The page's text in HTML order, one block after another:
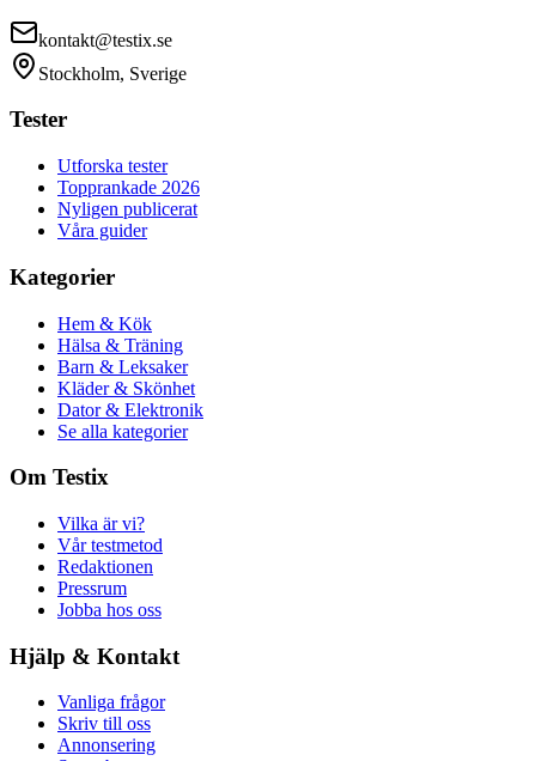
kontakt@testix.se
Stockholm, Sverige
Tester
Utforska tester
Topprankade 2026
Nyligen publicerat
Våra guider
Kategorier
Hem & Kök
Hälsa & Träning
Barn & Leksaker
Kläder & Skönhet
Dator & Elektronik
Se alla kategorier
Om Testix
Vilka är vi?
Vår testmetod
Redaktionen
Pressrum
Jobba hos oss
Hjälp & Kontakt
Vanliga frågor
Skriv till oss
Annonsering